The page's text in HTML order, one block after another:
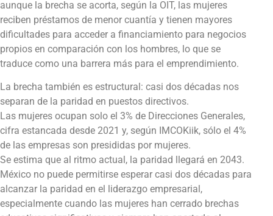
aunque la brecha se acorta, según la OIT, las mujeres
reciben préstamos de menor cuantía y tienen mayores
dificultades para acceder a financiamiento para negocios
propios en comparación con los hombres, lo que se
traduce como una barrera más para el emprendimiento.
La brecha también es estructural: casi dos décadas nos
separan de la paridad en puestos directivos.
Las mujeres ocupan solo el 3% de Direcciones Generales,
cifra estancada desde 2021 y, según IMCOKiik, sólo el 4%
de las empresas son presididas por mujeres.
Se estima que al ritmo actual, la paridad llegará en 2043.
México no puede permitirse esperar casi dos décadas para
alcanzar la paridad en el liderazgo empresarial,
especialmente cuando las mujeres han cerrado brechas